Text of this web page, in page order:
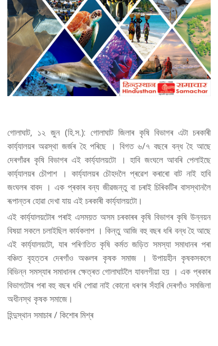
গোলাঘাট, ১২ জুন (হি.স.): গোলাঘাট জিলাৰ কৃষি বিভাগৰ এটা চৰকাৰী
কাৰ্য্যালয়ৰ অৱস্থা জৰ্জৰ হৈ পৰিছে । বিগত ৬/৭ বছৰে বন্ধ হৈ আছে
দেৰগাঁৱৰ কৃষি বিভাগৰ এই কাৰ্য্যালয়টো । হাবি জংঘলে আবৰি পেলাইছে
কাৰ্য্যালয়ৰ চৌপাশ । কাৰ্য্যালয়ৰ চৌহদলৈ প্ৰৱেশ কৰাৰো বাট নাই হাবি
জংঘলৰ বাবদ । এক প্ৰকাৰ বন্য জীৱজন্তু বা চৰাই চিৰিকটিৰ বাসস্থানলৈ
ৰূপান্তৰ হোৱা দেখা যায় এই চৰকাৰী কাৰ্য্যালয়টো।
এই কাৰ্য্যালয়টোৰ পৰাই এসময়ত অসম চৰকাৰৰ কৃষি বিভাগৰ কৃষি উন্নয়ন
বিষয়া সকলে চলাইছিল কাৰ্যকলাপ । কিন্তু আজি বহু বছৰ ধৰি বন্ধ হৈ আছে
এই কাৰ্য্যালয়টো, যাৰ পৰিণতিত কৃষি কৰ্মত জড়িত সমস্যা সমাধানৰ পৰা
বঞ্চিত বৃহত্তৰ দেৰগাঁও অঞ্চলৰ কৃষক সমাজ । উপায়হীন কৃষকসকলে
বিভিন্ন সমস্যাৰ সমাধানৰ ক্ষেত্ৰত গোলাঘাটলৈ যাবলগীয়া হয় । এক প্ৰকাৰ
বিভাগটোৰ পৰা বহু বছৰ ধৰি পোৱা নাই কোনো ধৰণৰ সঁহাৰি দেৰগাঁও সমজিলা
অধীনস্থ কৃষক সমাজে।
হিন্দুস্থান সমাচাৰ / কিশোৰ মিশ্ৰ